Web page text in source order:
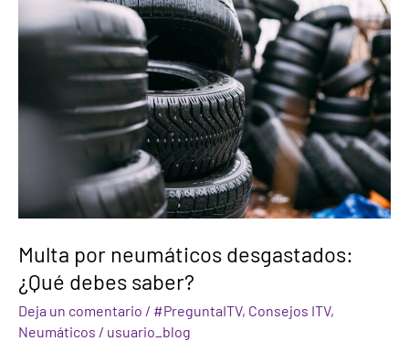
Multa por neumáticos desgastados:
¿Qué debes saber?
Deja un comentario / #PreguntaITV, Consejos ITV,
Neumáticos / usuario_blog
neumáticos
desgastados:
¿Qué